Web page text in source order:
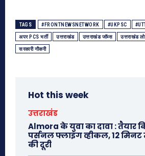
TAGS #FRONTNEWSNETWORK #UKPSC
अपर PCS भर्ती उत्तराखंड उत्तराखंड जॉब्स उत्तराखंड
सरकारी नौकरी
Hot this week
उत्तराखंड
Almora के युवा का दावा : तैयार
पर्सनल फ्लाइंग व्हीकल, 12 मिनट
की दूरी